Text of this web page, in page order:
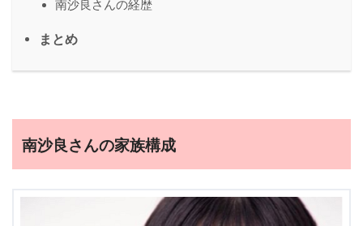
南沙良さんの経歴
まとめ
南沙良さんの家族構成